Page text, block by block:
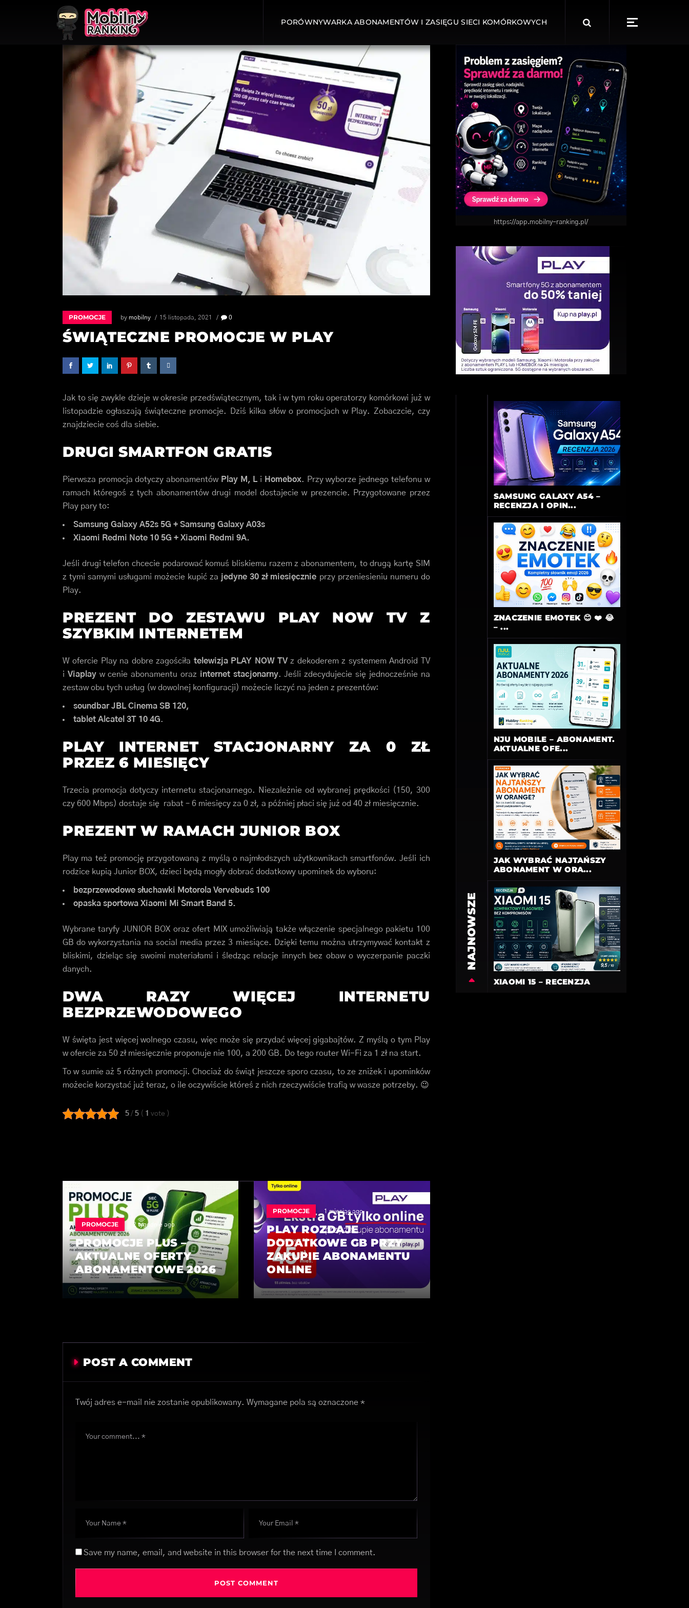
PORÓWNYWARKA ABONAMENTÓW I ZASIĘGU SIECI KOMÓRKOWYCH
for:
PROMOCJE by mobilny 15 listopada, 2021 0
ŚWIĄTECZNE PROMOCJE W PLAY
Jak to się zwykle dzieje w okresie przedświątecznym, tak i w tym roku operatorzy komórkowi już w
listopadzie ogłaszają świąteczne promocje. Dziś kilka słów o promocjach w Play. Zobaczcie, czy
znajdziecie coś dla siebie.
DRUGI SMARTFON GRATIS
Pierwsza promocja dotyczy abonamentów Play M, L i Homebox. Przy wyborze jednego telefonu w
ramach któregoś z tych abonamentów drugi model dostajecie w prezencie. Przygotowane przez
Play pary to:
Samsung Galaxy A52s 5G + Samsung Galaxy A03s
Xiaomi Redmi Note 10 5G + Xiaomi Redmi 9A.
Jeśli drugi telefon chcecie podarować komuś bliskiemu razem z abonamentem, to drugą kartę SIM
z tymi samymi usługami możecie kupić za jedyne 30 zł miesięcznie przy przeniesieniu numeru do
Play.
PREZENT DO ZESTAWU PLAY NOW TV Z
SZYBKIM INTERNETEM
W ofercie Play na dobre zagościła telewizja PLAY NOW TV z dekoderem z systemem Android TV
i Viapl ayw cenie abonamentu oraz internet stacjonarny. Jeśli zdecydujecie się jednocześnie na
zestaw obu tych usług (w dowolnej konfiguracji) możecie liczyć na jeden z prezentów:
soundbar JBL Cinema SB 120,
tablet Alcatel 3T 10 4G.
PLAY INTERNET STACJONARNY ZA 0 ZŁ
PRZEZ 6 MIESIĘCY
Trzecia promocja dotyczy internetu stacjonarnego. Niezależnie od wybranej prędkości (150, 300
czy 600 Mbps) dostaje się rabat – 6 miesięcy za 0 zł, a później płaci się już od 40 zł miesięcznie.
PREZENT W RAMACH JUNIOR BOX
Play ma też promocję przygotowaną z myślą o najmłodszych użytkownikach smartfonów. Jeśli ich
rodzice kupią Junior BOX, dzieci będą mogły dobrać dodatkowy upominek do wyboru:
bezprzewodowe słuchawki Motorola Vervebuds 100
opaska sportowa Xiaomi Mi Smart Band 5.
Wybrane taryfy JUNIOR BOX oraz ofert MIX umożliwiają także włączenie specjalnego pakietu 100
GB do wykorzystania na social media przez 3 miesiące. Dzięki temu można utrzymywać kontakt z
bliskimi, dzieląc się swoimi materiałami i śledząc relacje innych bez obaw o wyczerpanie paczki
danych.
DWA RAZY WIĘCEJ INTERNETU
BEZPRZEWODOWEGO
W święta jest więcej wolnego czasu, więc może się przydać więcej gigabajtów. Z myślą o tym Play
w ofercie za 50 zł miesięcznie proponuje nie 100, a 200 GB. Do tego router Wi-Fi za 1 zł na start.
To w sumie aż 5 różnych promocji. Chociaż do świąt jeszcze sporo czasu, to ze zniżek i upominków
możecie korzystać już teraz, o ile oczywiście któreś z nich rzeczywiście trafią w wasze potrzeby. 😉
5 / 5 ( 1 vote )
PROMOCJE 2 tygodnie ago
PROMOCJE PLUS –
AKTUALNE OFERTY
ABONAMENTOWE 2026
PROMOCJE 1 miesiąc ago
PLAY ROZDAJE
DODATKOWE GB PRZY
ZAKUPIE ABONAMENTU
ONLINE
POST A COMMENT
Twój adres e-mail nie zostanie opublikowany. Wymagane pola są oznaczone *
Save my name, email, and website in this browser for the next time I comment.
https://app.mobilny-ranking.pl/
NAJNOWSZE
SAMSUNG GALAXY A54 –
RECENZJA I OPIN...
ZNACZENIE EMOTEK 😊 ❤️ 😂
– ...
NJU MOBILE – ABONAMENT.
AKTUALNE OFE...
JAK WYBRAĆ NAJTAŃSZY
ABONAMENT W ORA...
XIAOMI 15 – RECENZJA